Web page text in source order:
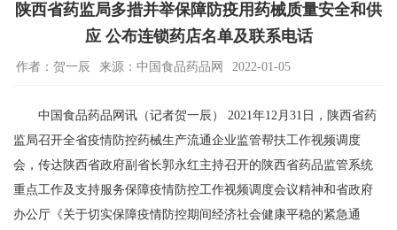
陕西省药监局多措并举保障防疫用药械质量安全和供
应 公布连锁药店名单及联系电话
作者：贺一辰 来源：中国食品药品网 2022-01-05
中国食品药品网讯（记者贺一辰） 2021年12月31日，陕西省药
监局召开全省疫情防控药械生产流通企业监管帮扶工作视频调度
会，传达陕西省政府副省长郭永红主持召开的陕西省药品监管系统
重点工作及支持服务保障疫情防控工作视频调度会议精神和省政府
办公厅《关于切实保障疫情防控期间经济社会健康平稳的紧急通